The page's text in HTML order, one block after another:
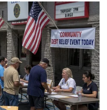
Quân sự - Quốc phòng
Vũ khí
Việt Nam
Phân tích